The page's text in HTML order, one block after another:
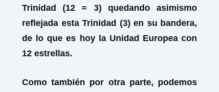
Trinidad (12 = 3) quedando asimismo
reflejada esta Trinidad (3) en su bandera,
de lo que es hoy la Unidad Europea con
12 estrellas.
Como también por otra parte, podemos